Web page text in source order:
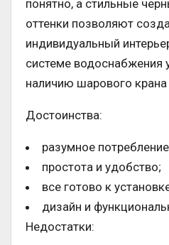
понятно, а стильные
оттенки позволяют
индивидуальный
системе водоснабжения
наличию шарового крана
Достоинства:
разумное
простота и удобство;
все готово к
дизайн и
Недостатки: